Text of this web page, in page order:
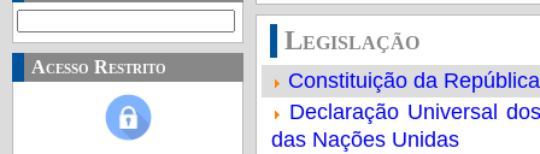
Acesso Restrito
Legislação
Constituição da
Declaração Universal
das Nações Unidas